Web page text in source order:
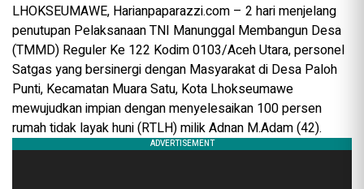
LHOKSEUMAWE, Harianpaparazzi.com – 2 hari menjelang
penutupan Pelaksanaan TNI Manunggal Membangun Desa
(TMMD) Reguler Ke 122 Kodim 0103/Aceh Utara, personel
Satgas yang bersinergi dengan Masyarakat di Desa Paloh
Punti, Kecamatan Muara Satu, Kota Lhokseumawe
mewujudkan impian dengan menyelesaikan 100 persen
rumah tidak layak huni (RTLH) milik Adnan M.Adam (42).